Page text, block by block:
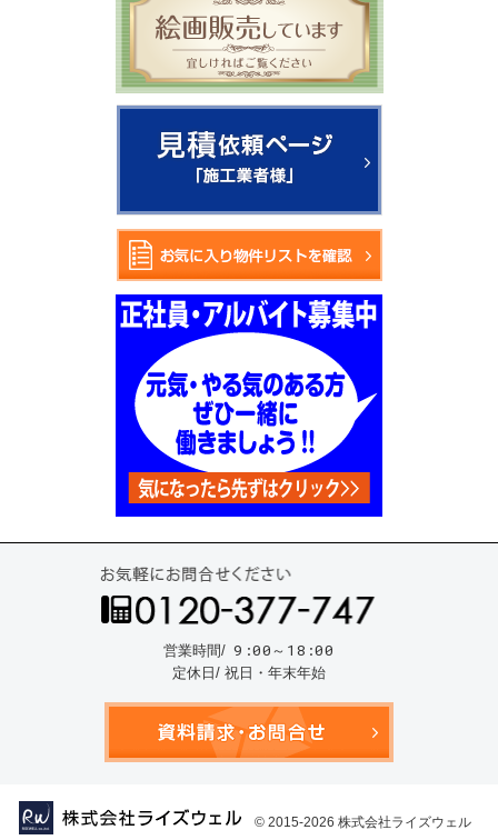
営業時間/ 9:00～18:00
定休日/ 祝日・年末年始
© 2015-2026 株式会社ライズウェル